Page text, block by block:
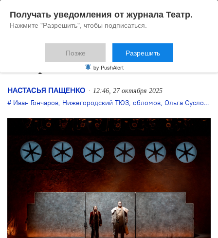
Смерть Ильи Ильича
НАСТАСЬЯ ПАЩЕНКО 12:46, 27 октября 2025
Иван Гончаров, Нижегородский ТЮЗ, обломов, Ольга Суслова
Получать уведомления от журнала Театр.
Нажмите "Разрешить", чтобы подписаться.
Позже Разрешить
by PushAlert